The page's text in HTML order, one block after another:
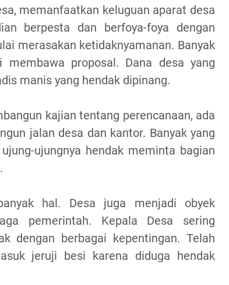
memanfaatkan keluguan aparat desa
berpesta dan berfoya-foya dengan
merasakan ketidaknyamanan. Banyak
membawa proposal. Dana desa yang
manis yang hendak dipinang.
kajian tentang perencanaan, ada
jalan desa dan kantor. Banyak yang
ujungnya hendak meminta bagian
hal. Desa juga menjadi obyek
pemerintah. Kepala Desa sering
dengan berbagai kepentingan. Telah
jeruji besi karena diduga hendak